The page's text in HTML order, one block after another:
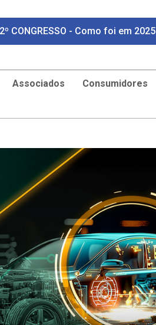
2º CONGRESSO - Como foi em 2025
Associados Consumidores